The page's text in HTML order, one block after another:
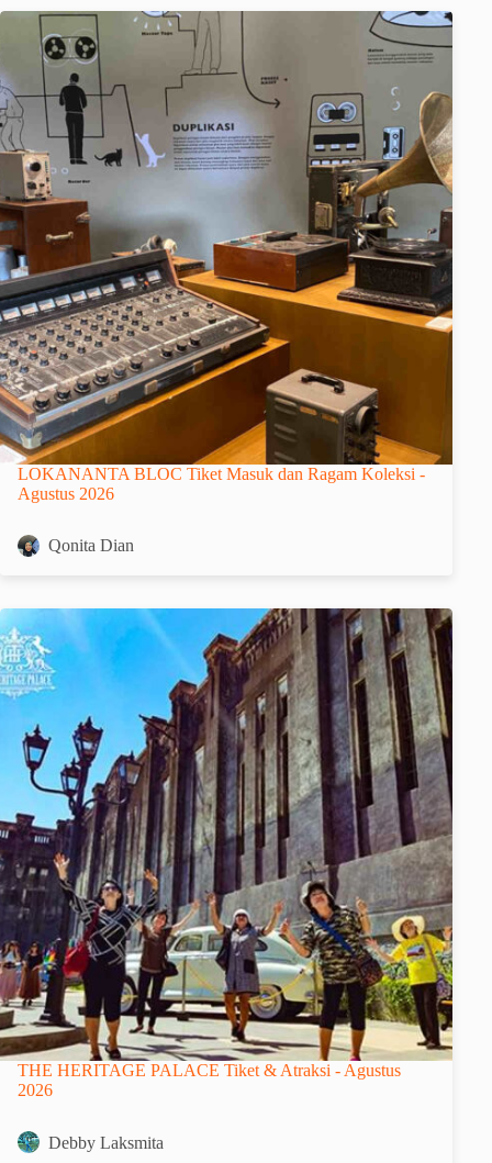
LOKANANTA BLOC Tiket Masuk dan Ragam Koleksi -
Agustus 2026
Qonita Dian
THE HERITAGE PALACE Tiket & Atraksi - Agustus
2026
Debby Laksmita